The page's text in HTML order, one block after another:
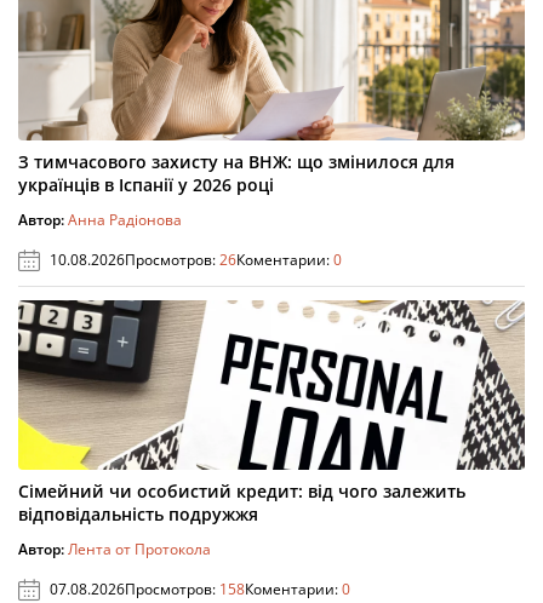
З тимчасового захисту на ВНЖ: що змінилося для
українців в Іспанії у 2026 році
Автор:Анна Радіонова
10.08.2026Просмотров:26Коментарии:0
Сімейний чи особистий кредит: від чого залежить
відповідальність подружжя
Автор:Лента от Протокола
07.08.2026Просмотров: 158Коментарии:0